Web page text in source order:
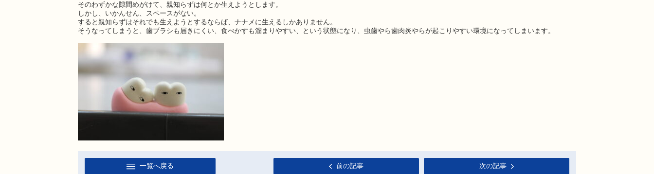
そのわずかな隙間めがけて、親知らずは何とか生えようとします。
しかし、いかんせん、スペースがない。
すると親知らずはそれでも生えようとするならば、ナナメに生えるしかありません。
そうなってしまうと、歯ブラシも届きにくい、食べかすも溜まりやすい、という状態になり、虫歯やら歯肉炎やらが起こりやすい環境になってしまいます。
一覧へ戻る 次の記事
前の記事